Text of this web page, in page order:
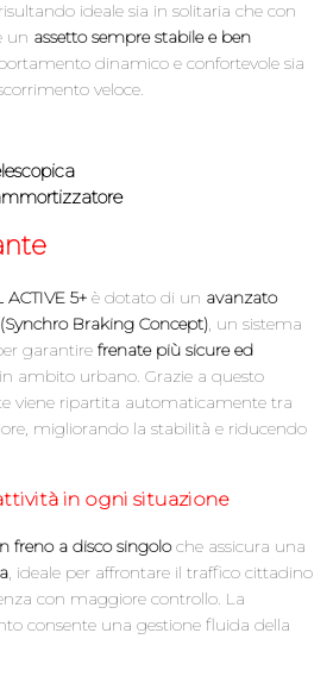
ideale sia in solitaria che con
un assetto sempre stabile e ben
dinamico e confortevole sia
veloce.
5+ è dotato di un avanzato
Braking Concept), un sistema
garantire frenate più sicure ed
ambito urbano. Grazie a questo
viene ripartita automaticamente tra
migliorando la stabilità e riducendo
in ogni situazione
freno a disco singoloche assicura una
, ideale per affrontare il traffico cittadino
con maggiore controllo. La
consente una gestione fluida della